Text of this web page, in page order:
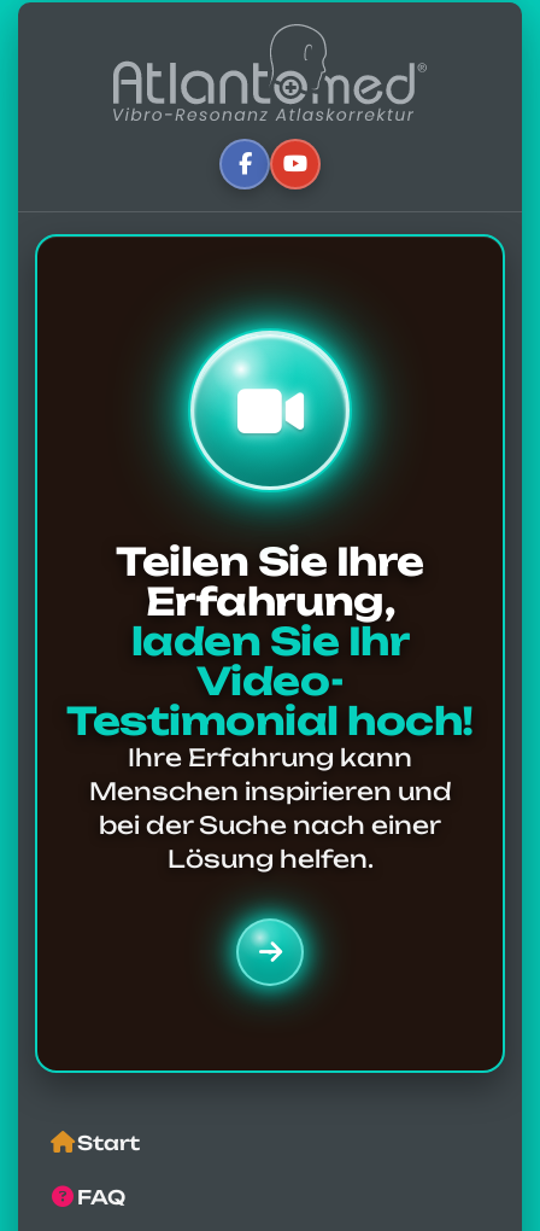
Teilen Sie Ihre
Erfahrung,
laden Sie Ihr
Video-
Testimonial hoch!
Ihre Erfahrung kann
Menschen inspirieren und
bei der Suche nach einer
Lösung helfen.
Start
FAQ